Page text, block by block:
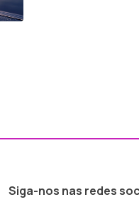
Siga-nos nas redes